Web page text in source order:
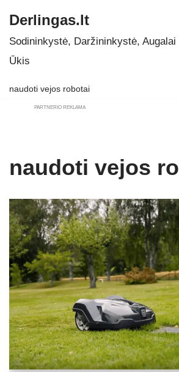
Skip
to
Derlingas.lt
Sodininkystė, Daržininkystė, Augalai
Ūkis
naudoti vejos robotai
PARTNERIO REKLAMA
naudoti vejos